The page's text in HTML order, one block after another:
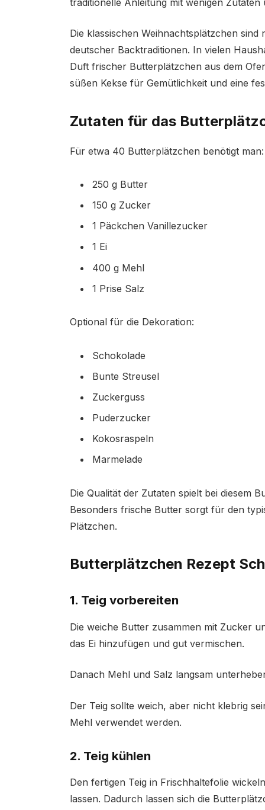
Die klassischen Weihnachtsplätzchen
deutscher Backtraditionen. In vielen
Duft frischer Butterplätzchen aus dem
süßen Kekse für Gemütlichkeit und eine
Zutaten für das
Für etwa 40 Butterplätzchen benötigt man:
250 g Butter
150 g Zucker
1 Päckchen Vanillezucker
1 Ei
400 g Mehl
1 Prise Salz
Optional für die Dekoration:
Schokolade
Bunte Streusel
Zuckerguss
Puderzucker
Kokosraspeln
Marmelade
Die Qualität der Zutaten spielt bei diesem
Besonders frische Butter sorgt für den
Plätzchen.
Butterplätzchen Rezept
1. Teig vorbereiten
Die weiche Butter zusammen mit Zucker
das Ei hinzufügen und gut vermischen.
Danach Mehl und Salz langsam
Der Teig sollte weich, aber nicht klebrig
Mehl verwendet werden.
2. Teig kühlen
Den fertigen Teig in Frischhaltefolie
lassen. Dadurch lassen sich die